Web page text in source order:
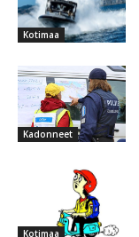
Kotimaa
Kadonneet
Kotimaa